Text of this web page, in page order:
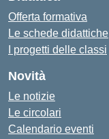
Offerta formativa
Le schede didattiche
I progetti delle classi
Novità
Le notizie
Le circolari
Calendario eventi